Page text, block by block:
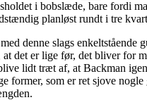
i bobslæde, bare fordi
planløst rundt i tre
denne slags enkeltstående
det er lige før, det bliver for
lidt træt af, at Backman
former, som er ret sjove